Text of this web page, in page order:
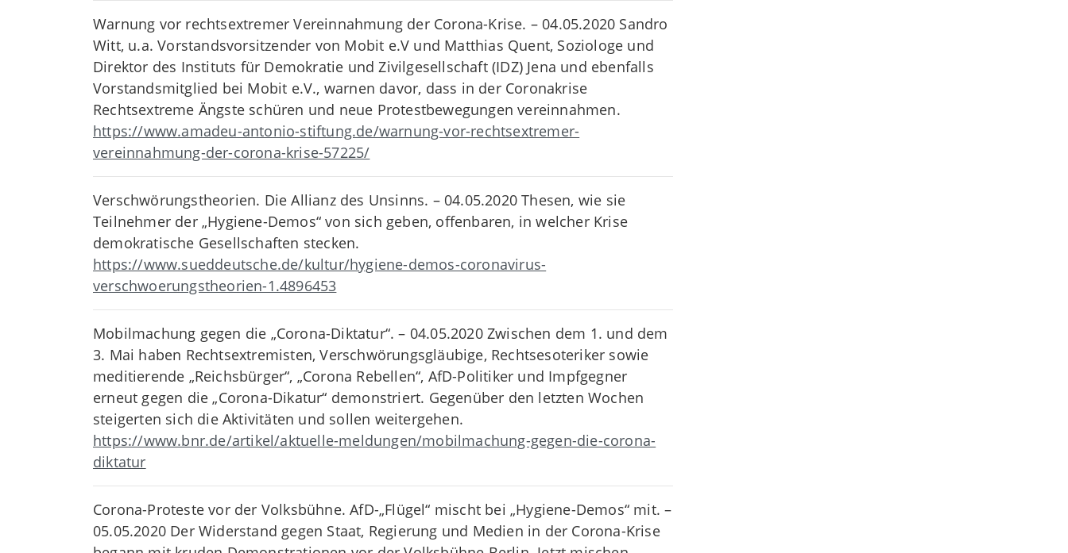
Warnung vor rechtsextremer Vereinnahmung der Corona-Krise. – 04.05.2020 Sandro
Witt, u.a. Vorstandsvorsitzender von Mobit e.V und Matthias Quent, Soziologe und
Direktor des Instituts für Demokratie und Zivilgesellschaft (IDZ) Jena und ebenfalls
Vorstandsmitglied bei Mobit e.V., warnen davor, dass in der Coronakrise
Rechtsextreme Ängste schüren und neue Protestbewegungen vereinnahmen.
https://www.amadeu-antonio-stiftung.de/warnung-vor-rechtsextremer-
vereinnahmung-der-corona-krise-57225/
Verschwörungstheorien. Die Allianz des Unsinns. – 04.05.2020 Thesen, wie sie
Teilnehmer der „Hygiene-Demos“ von sich geben, offenbaren, in welcher Krise
demokratische Gesellschaften stecken.
https://www.sueddeutsche.de/kultur/hygiene-demos-coronavirus-
verschwoerungstheorien-1.4896453
Mobilmachung gegen die „Corona-Diktatur“. – 04.05.2020 Zwischen dem 1. und dem
3. Mai haben Rechtsextremisten, Verschwörungsgläubige, Rechtsesoteriker sowie
meditierende „Reichsbürger“, „Corona Rebellen“, AfD-Politiker und Impfgegner
erneut gegen die „Corona-Dikatur“ demonstriert. Gegenüber den letzten Wochen
steigerten sich die Aktivitäten und sollen weitergehen.
https://www.bnr.de/artikel/aktuelle-meldungen/mobilmachung-gegen-die-corona-
diktatur
Corona-Proteste vor der Volksbühne. AfD-„Flügel“ mischt bei „Hygiene-Demos“ mit. –
05.05.2020 Der Widerstand gegen Staat, Regierung und Medien in der Corona-Krise